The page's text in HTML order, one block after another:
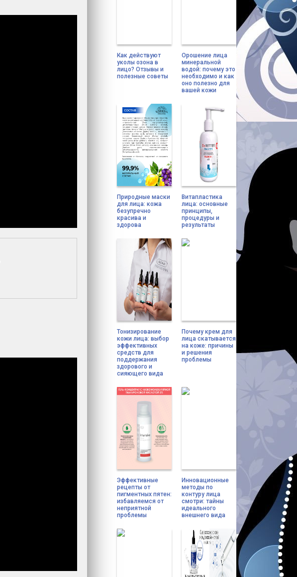
Как действуют
уколы озона в
лицо? Отзывы и
полезные советы
Орошение лица
минеральной
водой: почему это
необходимо и как
оно полезно для
вашей кожи
Природные маски
для лица: кожа
безупречно
красива и
здорова
Витапластика
лица: основные
принципы,
процедуры и
результаты
Тонизирование
кожи лица: выбор
эффективных
средств для
поддержания
здорового и
сияющего вида
Почему крем для
лица скатывается
на коже: причины
и решения
проблемы
Эффективные
рецепты от
пигментных пятен:
избавляемся от
неприятной
проблемы
Инновационные
методы по
контуру лица
смотри: тайны
идеального
внешнего вида